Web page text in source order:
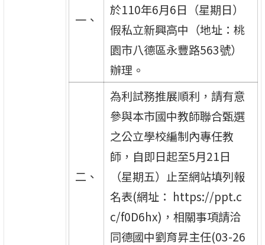
一、
於110年6月6日（星期日）
假私立新興高中（地址：桃
園市八德區永豐路563號）
辦理。
二、
為利試務推展順利，請有意
參與本市國中教師聯合甄選
之公立學校編制內專任教
師，自即日起至5月21日
（星期五）止至網站填列報
名表(網址： https://ppt.c
c/f0D6hx)，相關事項請洽
同德國中劉育昇主任(03-26